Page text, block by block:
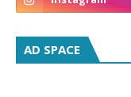
AD SPACE